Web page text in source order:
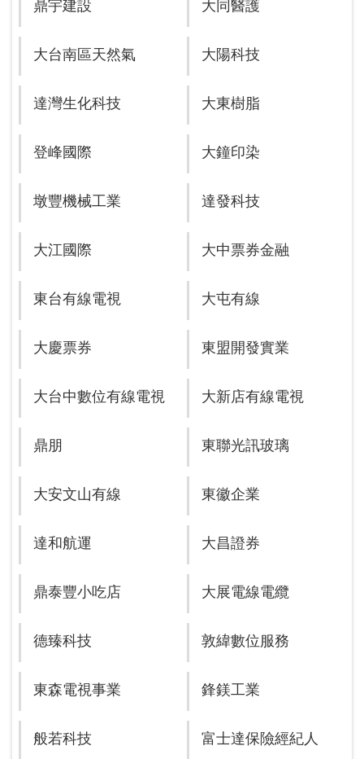
鼎宇建設 大同醫護
大台南區天然氣 大陽科技
達灣生化科技 大東樹脂
登峰國際 大鐘印染
墩豐機械工業 達發科技
大江國際 大中票券金融
東台有線電視 大屯有線
大慶票券 東盟開發實業
大台中數位有線電視 大新店有線電視
鼎朋 東聯光訊玻璃
大安文山有線 東徽企業
達和航運 大昌證券
鼎泰豐小吃店 大展電線電纜
德臻科技 敦緯數位服務
東森電視事業 鋒鎂工業
般若科技 富士達保險經紀人